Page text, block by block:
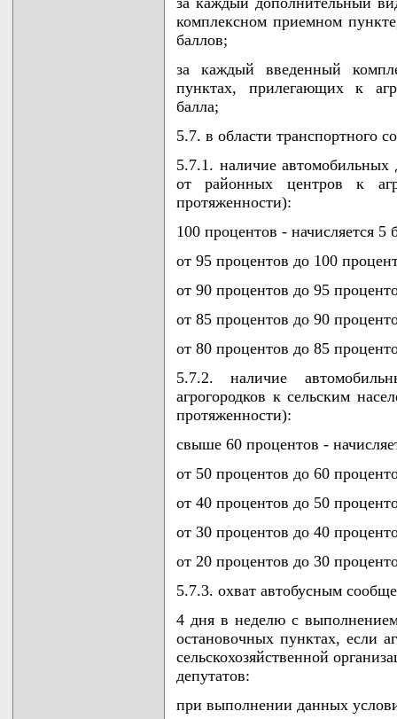
комплексном приемном
баллов;
за каждый введенный
пунктах, прилегающих к
балла;
5.7. в области транспортного
5.7.1. наличие
от районных центров к
протяженности):
100 процентов - начисляется 5
от 95 процентов до 100
от 90 процентов до 95
от 85 процентов до 90
от 80 процентов до 85
5.7.2. наличие
агрогородков к сельским
протяженности):
свыше 60 процентов -
от 50 процентов до 60
от 40 процентов до 50
от 30 процентов до 40
от 20 процентов до 30
5.7.3. охват автобусным
4 дня в неделю с
остановочных пунктах, если
сельскохозяйственной
депутатов:
при выполнении данных